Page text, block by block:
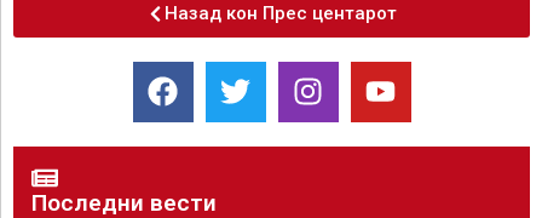
Назад кон Прес центарот
Последни вести